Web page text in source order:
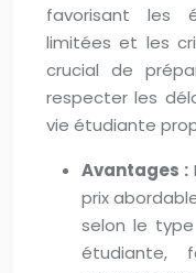
favorisant les
limitées et les
crucial de
respecter les
vie étudiante
Avantages :
prix
selon le
étudiante,